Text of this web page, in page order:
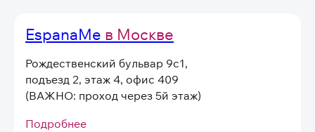
EspanaMe в Москве
Рождественский бульвар 9с1,
подъезд 2, этаж 4, офис 409
(ВАЖНО: проход через 5й этаж)
Подробнее
Даюсогласие на получение
информационных и маркетинговых
(вы можете в любой момент отписаться
Я согласен на обработкуперсональных
данныхв соответствии